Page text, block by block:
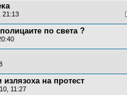
21:13
по света ?
на протест
11:27